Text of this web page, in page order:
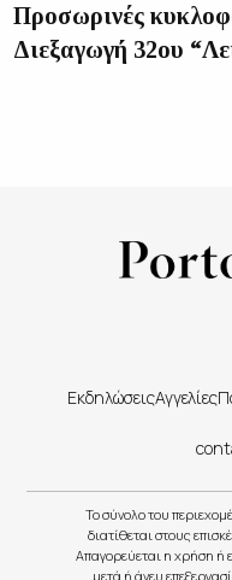
Προσωρινές
Διεξαγωγή 32ου
ΕκδηλώσειςΑγγελίες
Το σύνολο του
διατίθεται στους
Απαγορεύεται η χρήση ή
μετά ή άνευ